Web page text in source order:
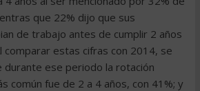
que 22% dijo que sus
de trabajo antes de cumplir 2 años
comparar estas cifras con 2014, se
durante ese periodo la rotación
común fue de 2 a 4 años, con 41%; y